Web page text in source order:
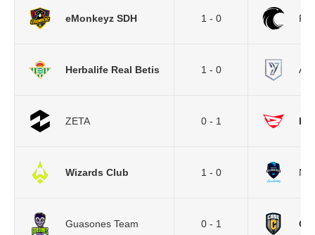
eMonkeyz SDH 1 - 0
Herbalife Real Betis 1 - 0
ZETA 0 - 1
Wizards Club 1 - 0
Guasones Team 0 - 1